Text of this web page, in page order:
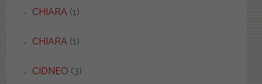
CHIARA (1)
CHIARA (1)
CIDNEO (3)